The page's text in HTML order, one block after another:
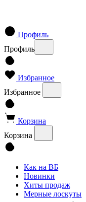
Профиль
Профиль
Избранное
Избранное
Корзина
Корзина
Как на ВБ
Новинки
Хиты продаж
Мерные лоскуты